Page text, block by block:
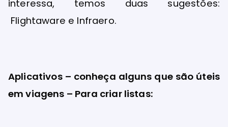
interessa, temos duas sugestões:
Flightaware e Infraero.
Aplicativos – conheça alguns que são úteis
em viagens – Para criar listas: